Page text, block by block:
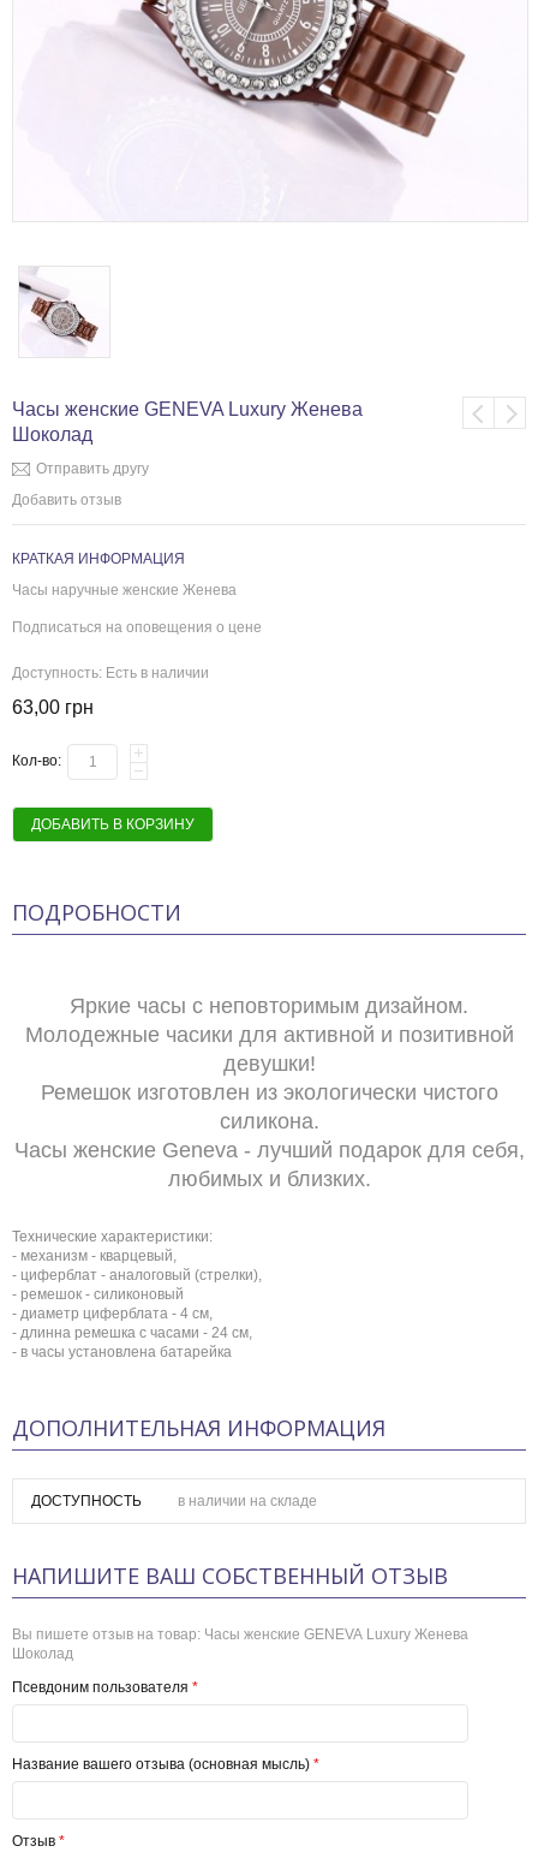
Часы женские GENEVA Luxury Женева
Шоколад
Отправить другу
Добавить отзыв
КРАТКАЯ ИНФОРМАЦИЯ
Часы наручные женские Женева
Подписаться на оповещения о цене
Доступность: Есть в наличии
63,00 грн
Кол-во:
ДОБАВИТЬ В КОРЗИНУ
ПОДРОБНОСТИ
Яркие часы с неповторимым дизайном.
Молодежные часики для активной и позитивной
девушки!
Ремешок изготовлен из экологически чистого
силикона.
Часы женские Geneva - лучший подарок для себя,
любимых и близких.
Технические характеристики:
- механизм - кварцевый,
- циферблат - аналоговый (стрелки),
- ремешок - силиконовый
- диаметр циферблата - 4 см,
- длинна ремешка с часами - 24 см,
- в часы установлена батарейка
ДОПОЛНИТЕЛЬНАЯ ИНФОРМАЦИЯ
ДОСТУПНОСТЬ в наличии на складе
НАПИШИТЕ ВАШ СОБСТВЕННЫЙ ОТЗЫВ
Вы пишете отзыв на товар: Часы женские GENEVA Luxury Женева
Шоколад
*
Псевдоним пользователя
*
Название вашего отзыва (основная мысль)
*
Отзыв